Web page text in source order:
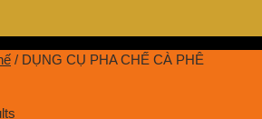
/ DỤNG CỤ PHA CHẾ CÀ PHÊ